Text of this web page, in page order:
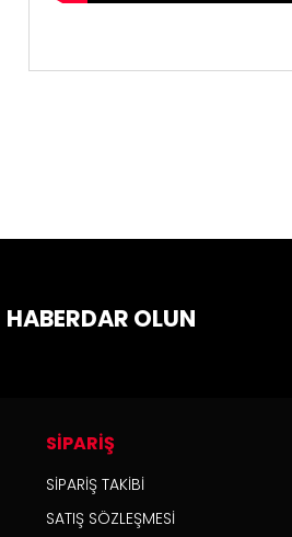
Bu ürüne benzer farklı
HABERDAR OLUN
SİPARİŞ
SİPARİŞ TAKİBİ
SATIŞ SÖZLEŞMESİ